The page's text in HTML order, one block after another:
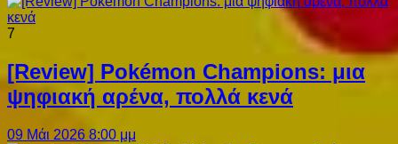
7
[Review] Pokémon Champions: μια
ψηφιακή αρένα, πολλά κενά
09 Μάι 2026 8:00 μμ